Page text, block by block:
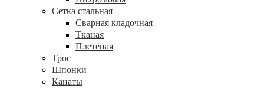
Сетка стальная
Сварная кладочная
Тканая
Плетёная
Трос
Шпонки
Канаты